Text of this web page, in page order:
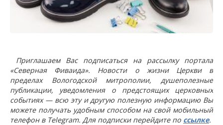
Приглашаем Вас подписаться на рассылку портала
«Северная Фиваида». Новости о жизни Церкви в
пределах Вологодской митрополии, душеполезные
публикации, уведомления о предстоящих церковных
событиях — всю эту и другую полезную информацию Вы
можете получать удобным способом на свой мобильный
телефон в Telegram. Для подписки перейдите по ссылке.